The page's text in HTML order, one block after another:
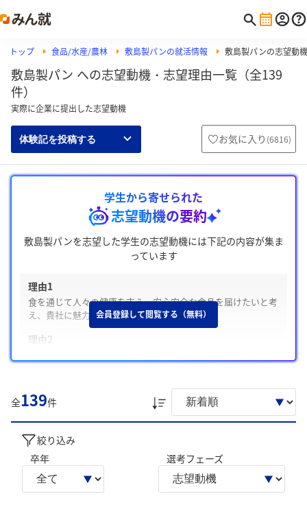
トップ 食品/水産/農林 敷島製パンの就活情報 敷島製パンの志望動
敷島製パン への志望動機・志望理由一覧（全139
件）
実際に企業に提出した志望動機
体験記を投稿する お気に入り (6816)
学生から寄せられた
志望動機の要約
敷島製パンを志望した学生の志望動機には下記の内容が集ま
っています
理由1
食を通じて人々の健康を支え、安心安全な食品を届けたいと考
え、貴社に魅力を感じた
理由2
したいと考え志望した
理由3
事業は社会に貢献してこそ発展するという理念に共感し、共に
成長や喜びを目指したい
学生の声を就職活動の参考にしましょう。
※AIを使用し、過去3年間のユーザー投稿を要約しています。実際
のユーザの投稿は下記の一覧からご確認ください。
会員登録して閲覧する（無料）
全139件
絞り込み
卒年
選考フェーズ